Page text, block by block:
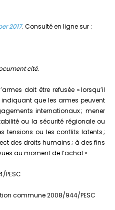
2017. Consulté en ligne sur :
cité.
doit être refusée « lorsqu’il
que les armes peuvent
internationaux ; mener
ou la sécurité régionale ou
tensions ou les conflits latents ;
des droits humains ; à des fins
au moment de l’achat ».
PESC
commune 2008/944/PESC